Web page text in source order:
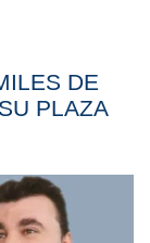
DE
PLAZA